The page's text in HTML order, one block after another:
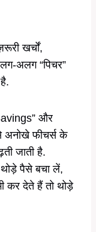
खर्चों,
अलग “पिचर”
और
फीचर्स के
जाती है.
पैसे बचा लें,
कर देते हैं तो थोड़े